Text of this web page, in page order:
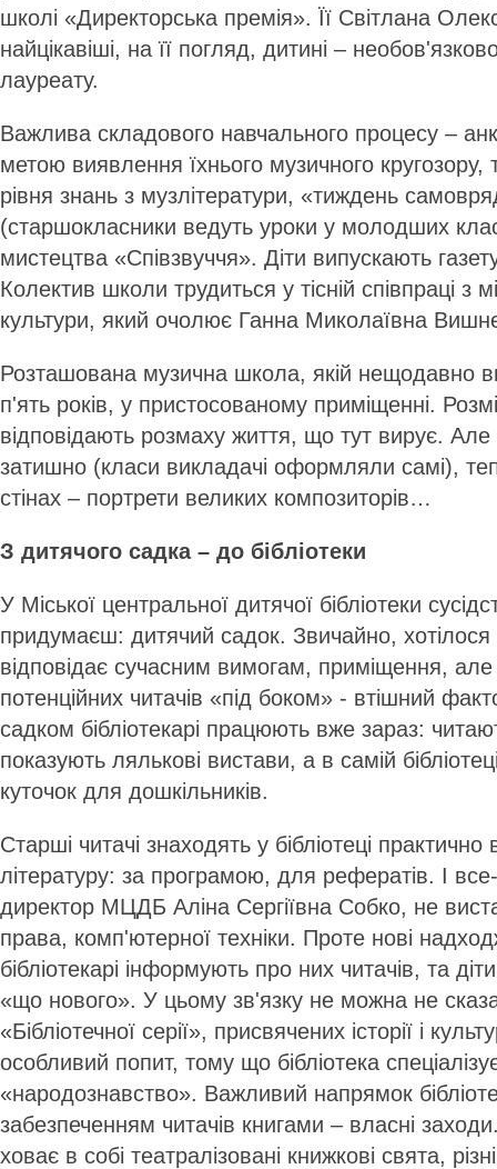
школі «Директорська премія». Її Світлана
найцікавіші, на її погляд, дитині –
лауреату.
Важлива складового навчального процесу –
метою виявлення їхнього музичного
рівня знань з музлітератури, «тиждень
(старшокласники ведуть уроки у молодших
мистецтва «Співзвуччя». Діти випускають
Колектив школи трудиться у тісній співпраці з
культури, який очолює Ганна Миколаївна
Розташована музична школа, якій нещодавно
п'ять років, у пристосованому приміщенні.
відповідають розмаху життя, що тут вирує.
затишно (класи викладачі оформляли самі),
стінах – портрети великих композиторів…
З дитячого садка – до бібліотеки
У Міської центральної дитячої бібліотеки
придумаєш: дитячий садок. Звичайно,
відповідає сучасним вимогам, приміщення, але
потенційних читачів «під боком» - втішний
садком бібліотекарі працюють вже зараз:
показують лялькові вистави, а в самій
куточок для дошкільників.
Старші читачі знаходять у бібліотеці
літературу: за програмою, для рефератів. І
директор МЦДБ Аліна Сергіївна Собко, не
права, комп'ютерної техніки. Проте нові
бібліотекарі інформують про них читачів, та
«що нового». У цьому зв'язку не можна не
«Бібліотечної серії», присвячених історії і
особливий попит, тому що бібліотека
«народознавство». Важливий напрямок
забезпеченням читачів книгами – власні
ховає в собі театралізовані книжкові свята,